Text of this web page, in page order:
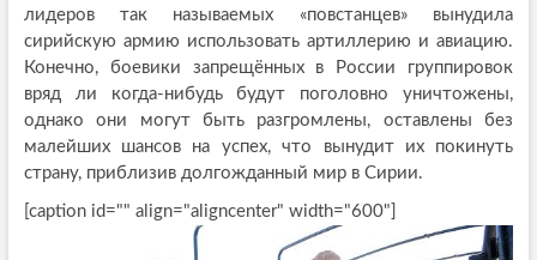
лидеров так называемых «повстанцев» вынудила
сирийскую армию использовать артиллерию и авиацию.
Конечно, боевики запрещённых в России группировок
вряд ли когда-нибудь будут поголовно уничтожены,
однако они могут быть разгромлены, оставлены без
малейших шансов на успех, что вынудит их покинуть
страну, приблизив долгожданный мир в Сирии.
[caption id="" align="aligncenter" width="600"]